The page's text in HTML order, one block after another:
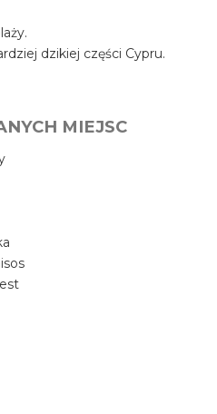
dzikiej części Cypru.
MIEJSC